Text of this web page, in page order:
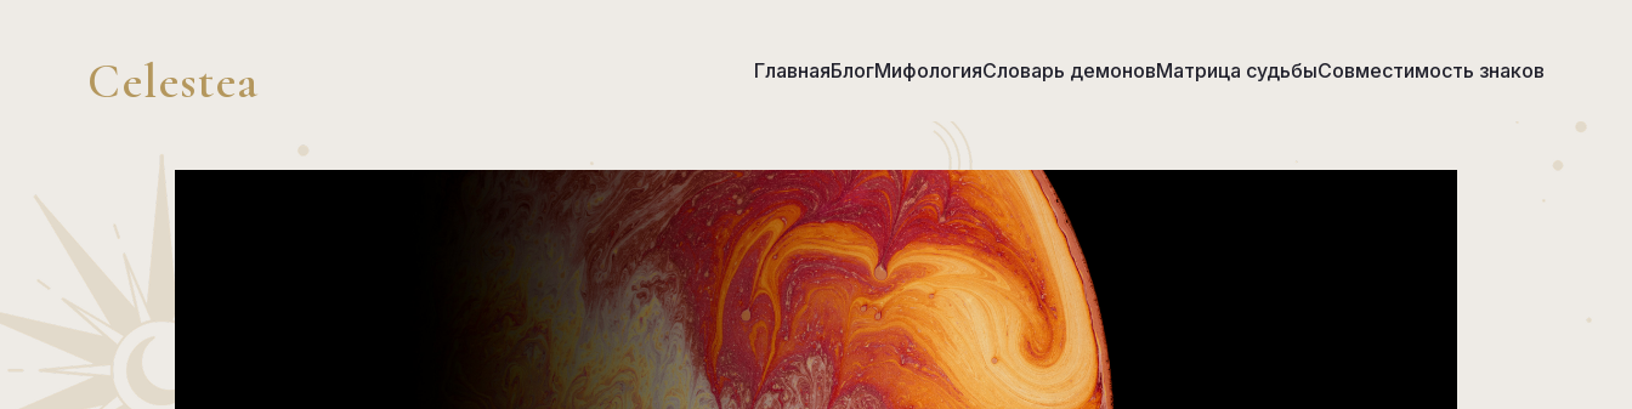
Celestea ГлавнаяБлогМифологияСловарь демоновМатрица судьбыСовместимость знаков